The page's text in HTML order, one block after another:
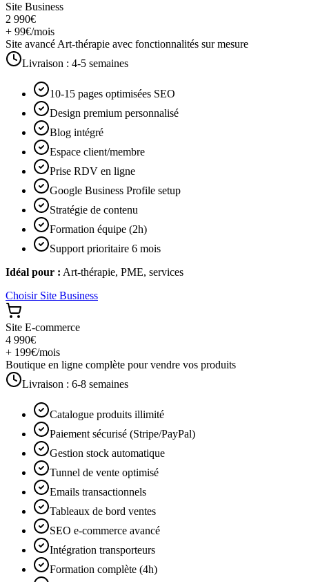
Site Business
2 990€
+ 99€/mois
Site avancé Art-thérapie avec fonctionnalités sur mesure
Livraison : 4-5 semaines
10-15 pages optimisées SEO
Design premium personnalisé
Blog intégré
Espace client/membre
Prise RDV en ligne
Google Business Profile setup
Stratégie de contenu
Formation équipe (2h)
Support prioritaire 6 mois
Idéal pour : Art-thérapie, PME, services
Choisir Site Business
Site E-commerce
4 990€
+ 199€/mois
Boutique en ligne complète pour vendre vos produits
Livraison : 6-8 semaines
Catalogue produits illimité
Paiement sécurisé (Stripe/PayPal)
Gestion stock automatique
Tunnel de vente optimisé
Emails transactionnels
Tableaux de bord ventes
SEO e-commerce avancé
Intégration transporteurs
Formation complète (4h)